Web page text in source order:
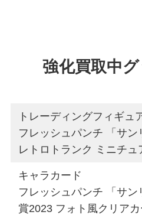
強化買取中
トレーディングフィギュ
フレッシュパンチ 「サ
レトロトランク ミニチュ
キャラカード
フレッシュパンチ 「サ
賞2023 フォト風クリアカ